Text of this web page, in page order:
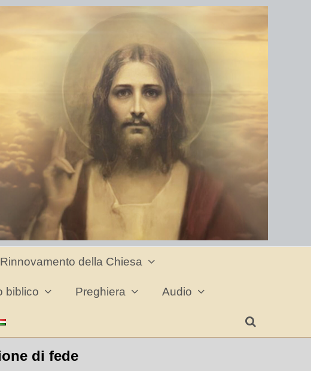
Rinnovamento della Chiesa
biblico Preghiera Audio
di fede